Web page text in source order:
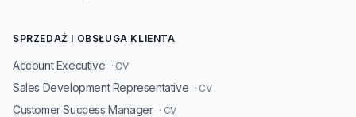
SPRZEDAŻ I OBSŁUGA KLIENTA
Account Executive · CV
Sales Development Representative · CV
Customer Success Manager · CV